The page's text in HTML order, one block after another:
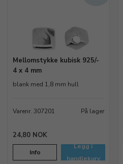
Mellomstykke kubisk 925/-
4 x 4 mm
blank med 1,8 mm hull
Varenr. 307201 På lager
24,80 NOK
Info
Legg i
handlekurv